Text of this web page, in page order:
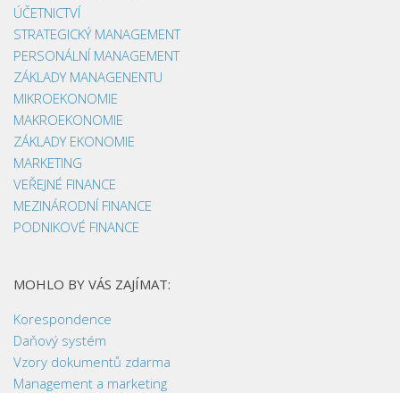
ÚČETNICTVÍ
STRATEGICKÝ MANAGEMENT
PERSONÁLNÍ MANAGEMENT
ZÁKLADY MANAGENENTU
MIKROEKONOMIE
MAKROEKONOMIE
ZÁKLADY EKONOMIE
MARKETING
VEŘEJNÉ FINANCE
MEZINÁRODNÍ FINANCE
PODNIKOVÉ FINANCE
MOHLO BY VÁS ZAJÍMAT:
Korespondence
Daňový systém
Vzory dokumentů zdarma
Management a marketing